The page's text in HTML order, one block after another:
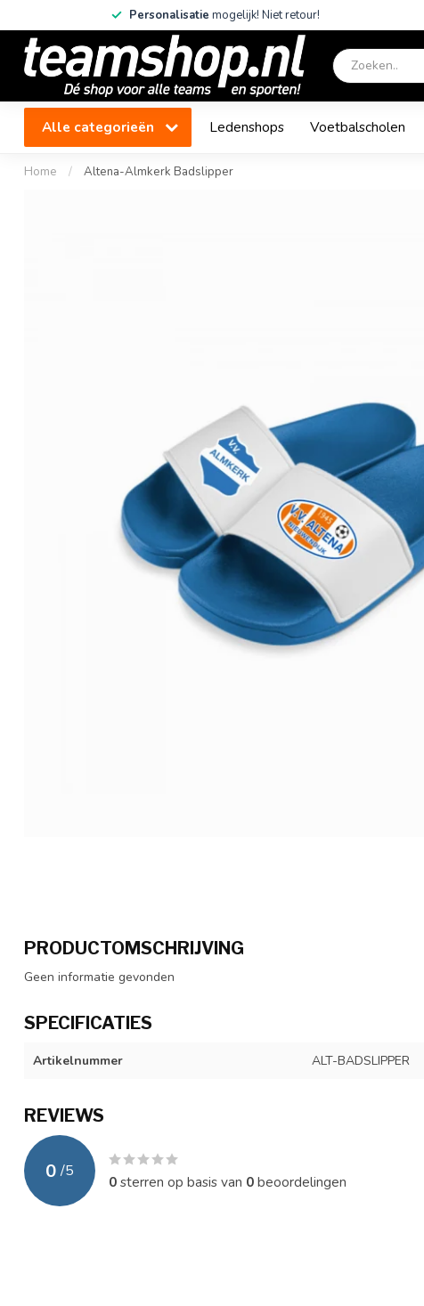
Personalisatie mogelijk! Niet retour!
Alle categorieën Ledenshops Voetbalscholen
Home / Altena-Almkerk Badslipper
PRODUCTOMSCHRIJVING
Geen informatie gevonden
SPECIFICATIES
Artikelnummer ALT-BADSLIPPER
REVIEWS
0 /5
0sterren op basis van 0beoordelingen